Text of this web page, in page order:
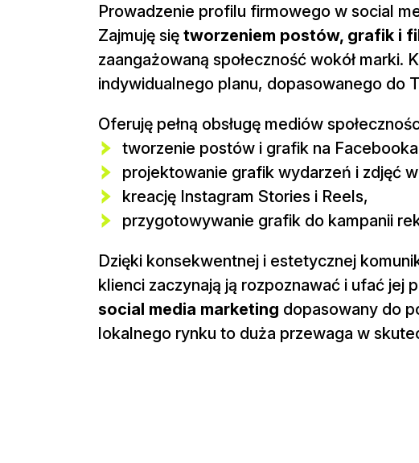
Prowadzenie profilu firmowego w social
Zajmuję się tworzeniem postów, grafik i
zaangażowaną społeczność wokół
indywidualnego planu, dopasowanego do
Oferuję pełną obsługę mediów
tworzenie postów i grafik na
projektowanie grafik wydarzeń i zdjęć
kreację Instagram Stories i Reels,
przygotowywanie grafik do kampanii
Dzięki konsekwentnej i estetycznej
klienci zaczynają ją rozpoznawać i ufać jej
social media marketing dopasowany do
lokalnego rynku to duża przewaga w